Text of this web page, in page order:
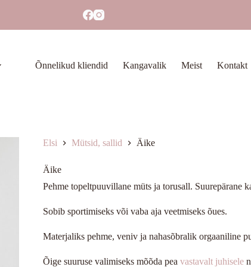
Õnnelikud kliendid Kangavalik Meist Kontakt
Elsi Mütsid, sallid Äike
Äike
Pehme topeltpuuvillane müts ja torusall. Suurepärane
Sobib sportimiseks või vaba aja veetmiseks õues.
Materjaliks pehme, veniv ja nahasõbralik orgaaniline
Õige suuruse valimiseks mõõda pea vastavalt juhisele